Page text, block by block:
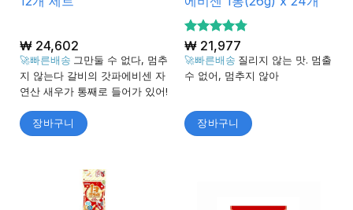
₩24,602
🚀빠른배송 그만둘 수 없다, 멈추
지 않는다 갈비의 갓파에비센 자
연산 새우가 통째로 들어가 있어!
장바구니
5 중에서
4.75로 평
가됨
₩21,977
🚀빠른배송 질리지 않는 맛. 멈출
수 없어, 멈추지 않아
장바구니